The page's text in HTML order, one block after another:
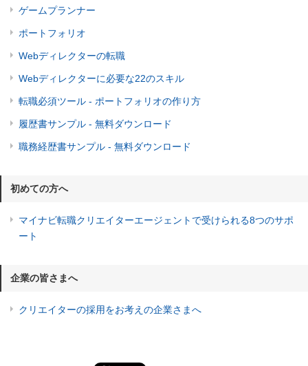
ゲームプランナー
ポートフォリオ
Webディレクターの転職
Webディレクターに必要な22のスキル
転職必須ツール - ポートフォリオの作り方
履歴書サンプル - 無料ダウンロード
職務経歴書サンプル - 無料ダウンロード
初めての方へ
マイナビ転職クリエイターエージェントで受けられる8つのサポ
ート
企業の皆さまへ
クリエイターの採用をお考えの企業さまへ